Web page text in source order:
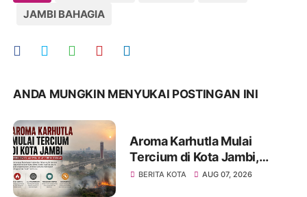
JAMBI BAHAGIA
ANDA MUNGKIN MENYUKAI POSTINGAN INI
Aroma Karhutla Mulai
Tercium di Kota Jambi,
Warga Diminta Waspada
BERITA KOTA AUG 07, 2026